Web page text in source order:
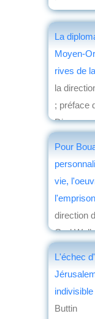
La
Moyen-
rives de
la
; préface
Din
Pour
vie,
direction
Gad
L'échec
Buttin